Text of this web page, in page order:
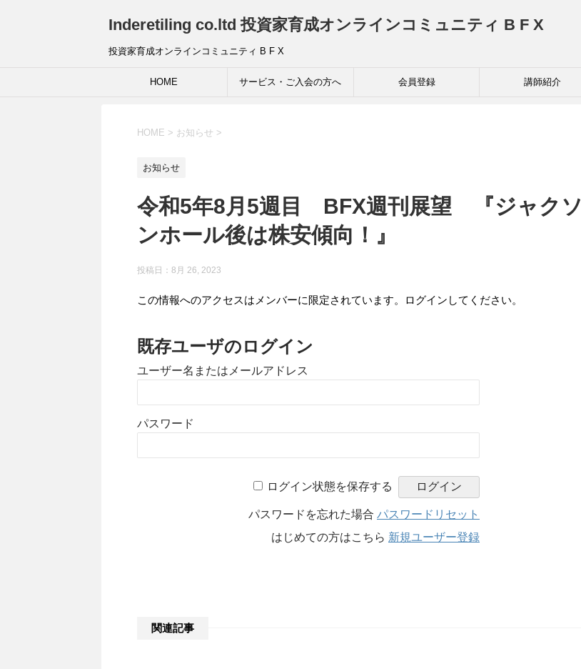
Inderetiling co.ltd 投資家育成オンラインコミュニティ B F X
投資家育成オンラインコミュニティ B F X
HOME サービス・ご入会の方へ 会員登録 講師紹介
HOME > お知らせ >
お知らせ
令和5年8月5週目 BFX週刊展望 『ジャクソ
ンホール後は株安傾向！』
投稿日：8月 26, 2023
この情報へのアクセスはメンバーに限定されています。ログインしてください。
既存ユーザのログイン
ユーザー名またはメールアドレス
パスワード
ログイン状態を保存する
パスワードを忘れた場合 パスワードリセット
はじめての方はこちら 新規ユーザー登録
関連記事